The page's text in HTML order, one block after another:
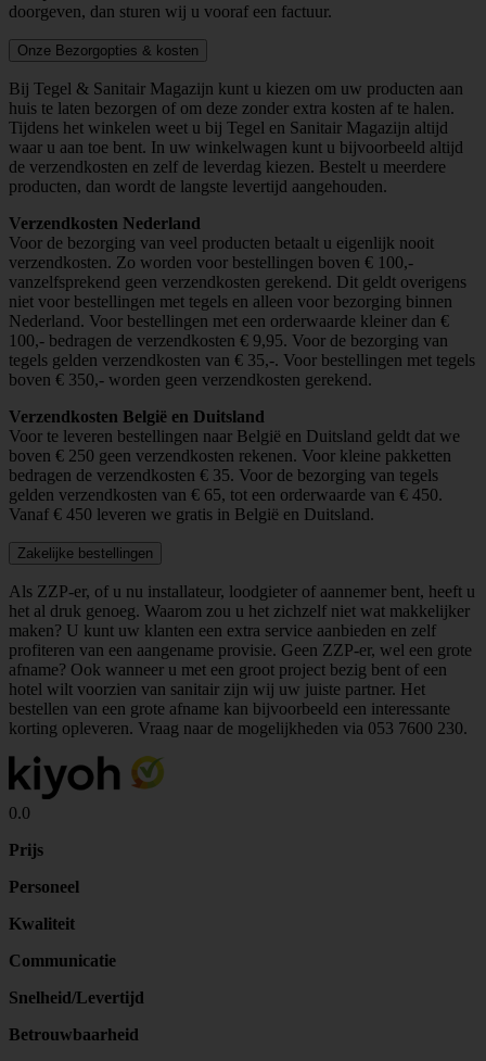
doorgeven, dan sturen wij u vooraf een factuur.
Onze Bezorgopties & kosten
Bij Tegel & Sanitair Magazijn kunt u kiezen om uw producten aan
huis te laten bezorgen of om deze zonder extra kosten af te halen.
Tijdens het winkelen weet u bij Tegel en Sanitair Magazijn altijd
waar u aan toe bent. In uw winkelwagen kunt u bijvoorbeeld altijd
de verzendkosten en zelf de leverdag kiezen. Bestelt u meerdere
producten, dan wordt de langste levertijd aangehouden.
Verzendkosten Nederland
Voor de bezorging van veel producten betaalt u eigenlijk nooit
verzendkosten. Zo worden voor bestellingen boven € 100,-
vanzelfsprekend geen verzendkosten gerekend. Dit geldt overigens
niet voor bestellingen met tegels en alleen voor bezorging binnen
Nederland. Voor bestellingen met een orderwaarde kleiner dan €
100,- bedragen de verzendkosten € 9,95. Voor de bezorging van
tegels gelden verzendkosten van € 35,-. Voor bestellingen met tegels
boven € 350,- worden geen verzendkosten gerekend.
Verzendkosten België en Duitsland
Voor te leveren bestellingen naar België en Duitsland geldt dat we
boven € 250 geen verzendkosten rekenen. Voor kleine pakketten
bedragen de verzendkosten € 35. Voor de bezorging van tegels
gelden verzendkosten van € 65, tot een orderwaarde van € 450.
Vanaf € 450 leveren we gratis in België en Duitsland.
Zakelijke bestellingen
Als ZZP-er, of u nu installateur, loodgieter of aannemer bent, heeft u
het al druk genoeg. Waarom zou u het zichzelf niet wat makkelijker
maken? U kunt uw klanten een extra service aanbieden en zelf
profiteren van een aangename provisie. Geen ZZP-er, wel een grote
afname? Ook wanneer u met een groot project bezig bent of een
hotel wilt voorzien van sanitair zijn wij uw juiste partner. Het
bestellen van een grote afname kan bijvoorbeeld een interessante
korting opleveren. Vraag naar de mogelijkheden via 053 7600 230.
0.0
Prijs
Personeel
Kwaliteit
Communicatie
Snelheid/Levertijd
Betrouwbaarheid